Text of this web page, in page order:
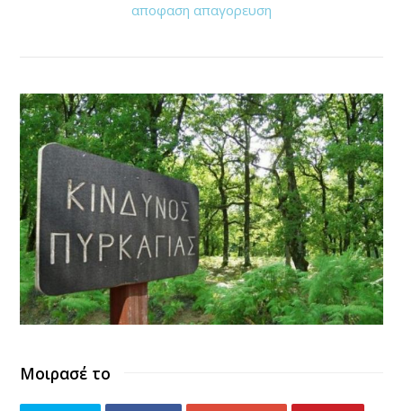
αποφαση απαγορευση
Μοιρασέ το